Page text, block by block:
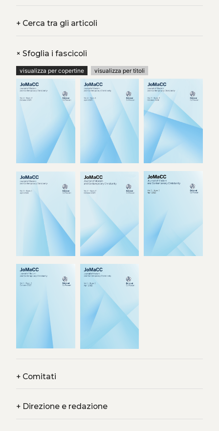
+Cerca tra gli articoli
+Sfoglia i fascicoli
visualizza per copertine visualizza per titoli
+Comitati
+Direzione e redazione